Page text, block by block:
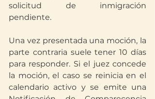
solicitud de inmigración
pendiente.
Una vez presentada una moción, la
parte contraria suele tener 10 días
para responder. Si el juez concede
la moción, el caso se reinicia en el
calendario activo y se emite una